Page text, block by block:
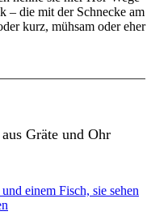
– die mit der Schnecke am
kurz, mühsam oder eher
Gräte und Ohr